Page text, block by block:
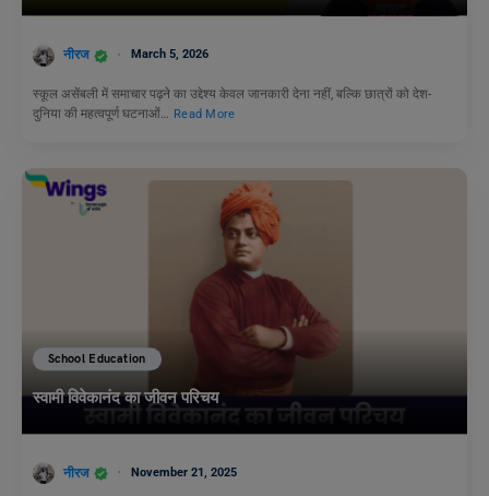
नीरज March 5, 2026
स्कूल असेंबली में समाचार पढ़ने का उद्देश्य केवल जानकारी देना नहीं, बल्कि छात्रों को देश-
दुनिया की महत्वपूर्ण घटनाओं… Read More
School Education
स्वामी विवेकानंद का जीवन परिचय
नीरज November 21, 2025